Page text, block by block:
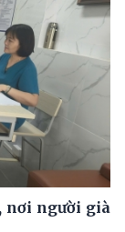
nơi người già